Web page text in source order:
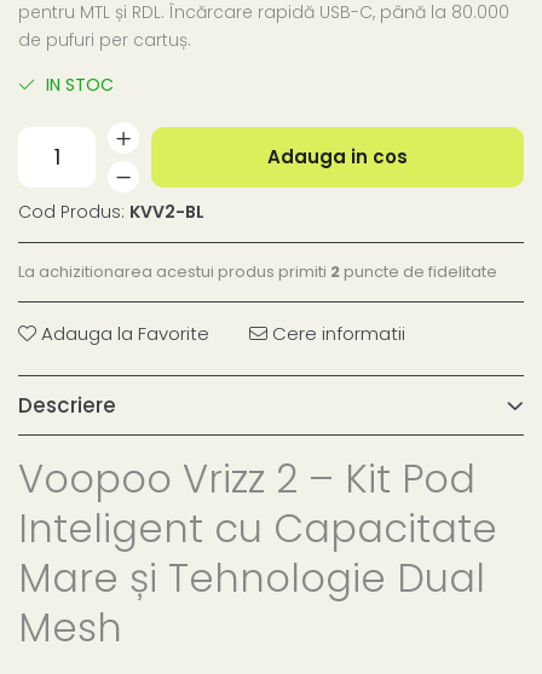
pentru MTL și RDL. Încărcare rapidă USB-C, până la 80.000
de pufuri per cartuș.
IN STOC
Adauga in cos
Cod Produs: KVV2-BL
La achizitionarea acestui produs primiti 2 puncte de fidelitate
Adauga la Favorite Cere informatii
Descriere
Voopoo Vrizz 2 – Kit Pod
Inteligent cu Capacitate
Mare și Tehnologie Dual
Mesh